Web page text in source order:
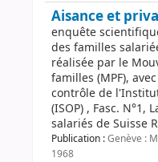
Aisance et
enquête
des familles
réalisée par le
familles (MPF),
contrôle de
(ISOP) , Fasc. N°1,
salariés de Suisse
Publication :Genève :
1968